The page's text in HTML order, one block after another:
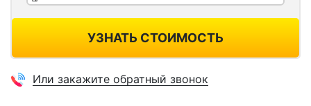
УЗНАТЬ СТОИМОСТЬ
Или закажите обратный звонок